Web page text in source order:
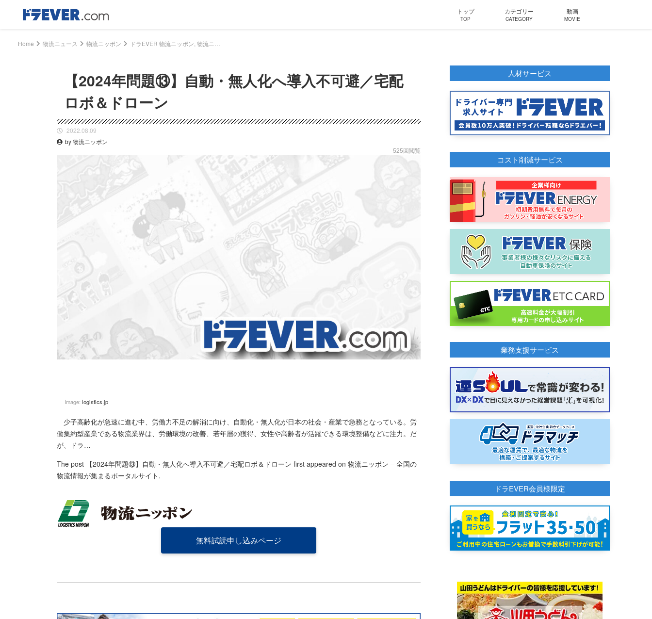
トップ
TOP
カテゴリー
CATEGORY
動画
MOVIE
Home 物流ニュース 物流ニッポン
【2024年問題⑬】自動・無人化へ導入不可避／宅配
ロボ＆ドローン
2022.08.09
by 物流ニッポン
525回閲覧
Image: logistics.jp
少子高齢化が急速に進む中、労働力不足の解消に向け、自動化・無人化が日本の社会・産業で急務となっている。労
働集約型産業である物流業界は、労働環境の改善、若年層の獲得、女性や高齢者が活躍できる環境整備などに注力。だ
が、ドラ…
The post 【2024年問題⑬】自動・無人化へ導入不可避／宅配ロボ＆ドローン first appeared on 物流ニッポン – 全国の
物流情報が集まるポータルサイト .
無料試読申し込みページ
人材サービス
コスト削減サービス
業務支援サービス
ドラEVER会員様限定